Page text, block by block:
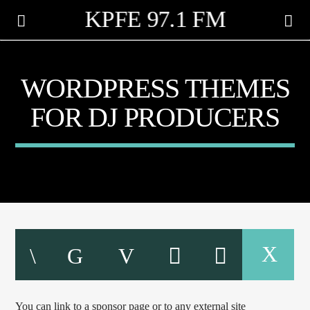
KPFE 97.1 FM
CANCIÓN ACTUAL
TÍTULO
WORDPRESS THEMES
FOR DJ PRODUCERS
You can link to a sponsor page or to any external site